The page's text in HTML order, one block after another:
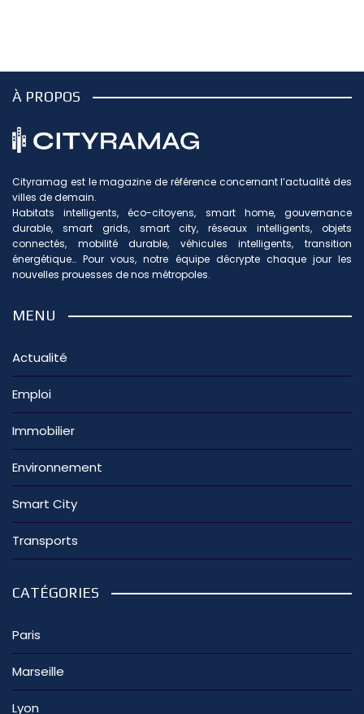
À PROPOS
Cityramag est le magazine de référence concernant l’actualité des
villes de demain.
Habitats intelligents, éco-citoyens, smart home, gouvernance
durable, smart grids, smart city, réseaux intelligents, objets
connectés, mobilité durable, véhicules intelligents, transition
énergétique… Pour vous, notre équipe décrypte chaque jour les
nouvelles prouesses de nos métropoles.
MENU
Actualité
Emploi
Immobilier
Environnement
Smart City
Transports
CATÉGORIES
Paris
Marseille
Lyon